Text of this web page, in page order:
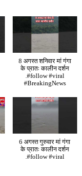
8 अगस्त शनिवार मां गंगा
के प्रातः कालीन दर्शन
.#follow #viral
#BreakingNews
6 अगस्त गुरुवार मां गंगा
के प्रातः कालीन दर्शन
.#follow #viral